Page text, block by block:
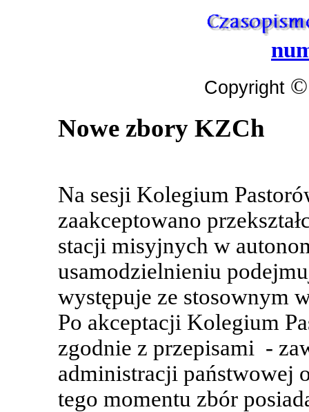
Copyright ©
Nowe zbory KZCh
Na sesji Kolegium
zaakceptowano
stacji misyjnych w
usamodzielnieniu
występuje ze stosownym
Po akceptacji Kolegium
zgodnie z przepisami -
administracji państwowej
tego momentu zbór